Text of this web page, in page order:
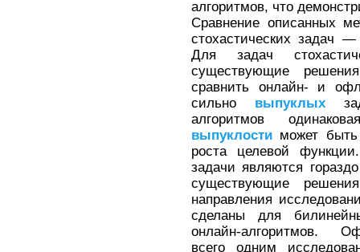
алгоритмов, что
Сравнение описанных
стохастических задач
Для задач
существующие
сравнить онлайн- и
сильно выпуклых
алгоритмов
выпуклости может
роста целевой
задачи являются
существующие
направления
сделаны для
онлайн-алгоритмов.
всего одним